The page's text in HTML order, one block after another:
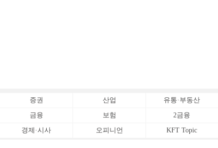
증권 산업 유통·부동산
금융 보험 2금융
경제·시사 오피니언 KFT Topic